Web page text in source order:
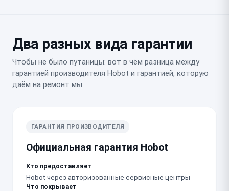
Два разных вида гарантии
Чтобы не было путаницы: вот в чём разница между
гарантией производителя Hobot и гарантией, которую
даём на ремонт мы.
ГАРАНТИЯ ПРОИЗВОДИТЕЛЯ
Официальная гарантия Hobot
Кто предоставляет
Hobot через авторизованные сервисные центры
Что покрывает